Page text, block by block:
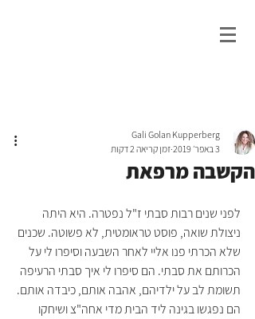
הקשבה מרפאת
Gali Golan Kupperberg
3 באפר׳ 2019
זמן קריאה 2 דקות
לפני שנים רבות סבתי ז"ל נפטרה. היא היתה
ניצולת שואה, פוסט טראומטית, לא פשוטה. שכנים
שלא הכרתי פנו אליי לאחר השבעה וסיפרו לי על
הכרותם את סבתי. הם סיפרו לי איך סבתי הרעיפה
תשומת לב על ילדיהם, אהבה אותם, כיבדה אותם.
הם נפגשו בגינה ליד הבית מדי אחה"צ ושיחקו